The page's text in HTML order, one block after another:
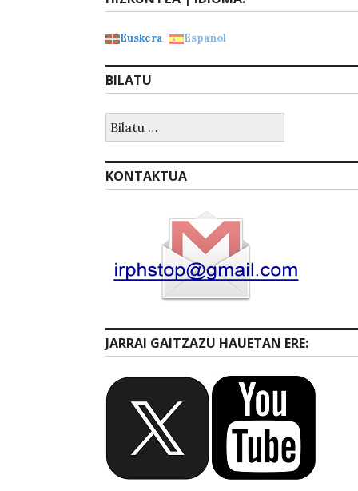
Euskera Español
BILATU
KONTAKTUA
JARRAI GAITZAZU HAUETAN ERE: